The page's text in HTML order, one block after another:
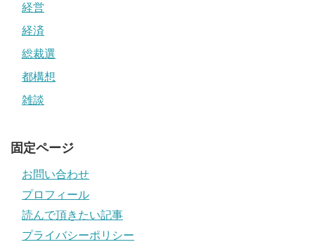
経営
経済
総裁選
都構想
雑談
固定ページ
お問い合わせ
プロフィール
読んで頂きたい記事
プライバシーポリシー